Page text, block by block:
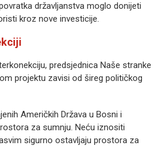
državljanstva moglo donijeti
kroz nove investicije.
predsjednica Naše stranke
projektu zavisi od šireg političkog
Američkih Država u Bosni i
za sumnju. Neću iznositi
sigurno ostavljaju prostora za